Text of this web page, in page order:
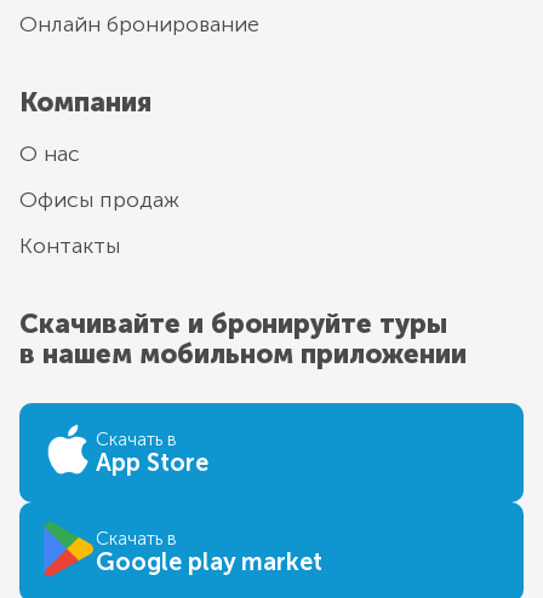
Онлайн бронирование
Компания
О нас
Офисы продаж
Контакты
Скачивайте и бронируйте туры
в нашем мобильном приложении
Скачать в
App Store
Скачать в
Google play market